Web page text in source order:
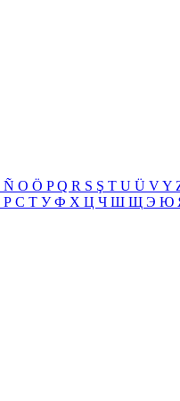
Ñ O Ö PQ R S Ş T U Ü VY
Р С Т УФ Х Ц Ч Ш Щ Э Ю